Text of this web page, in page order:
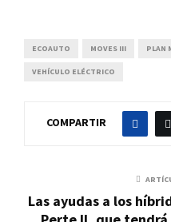
ECOAUTO MOVES III PLAN
VEHÍCULO ELÉCTRICO
COMPARTIR
Las ayudas a los